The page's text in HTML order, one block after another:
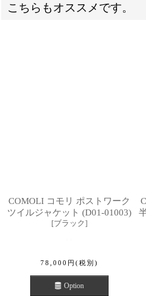
こちらもオススメです。
COMOLI コモリ ポストワーク
ツイルジャケット (D01-01003)
[ブラック]
78,000 円 (税別)
Option